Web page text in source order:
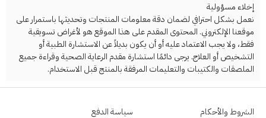
إخلاء مسؤولية
نعمل بشكل احترافي لضمان دقة معلومات المنتجات وتحديثها باستمرار على
موقعنا الإلكتروني. المحتوى المقدم على هذا الموقع هو لأغراض تسويقية
فقط، ولا يجب الاعتماد عليه أو أن يكون بديلاً عن الاستشارة الطبية أو
التشخيص أو العلاج. يرجى دائمًا استشارة مقدم الرعاية الصحية وقراءة جميع
الملصقات والكتيبات والتعليمات المرفقة بالمنتج قبل الاستخدام.
الشروط والأحكام
سياسة الدفع